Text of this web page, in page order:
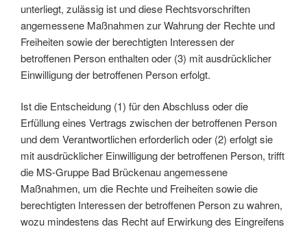
unterliegt, zulässig ist und diese Rechtsvorschriften
angemessene Maßnahmen zur Wahrung der Rechte und
Freiheiten sowie der berechtigten Interessen der
betroffenen Person enthalten oder (3) mit ausdrücklicher
Einwilligung der betroffenen Person erfolgt.
Ist die Entscheidung (1) für den Abschluss oder die
Erfüllung eines Vertrags zwischen der betroffenen Person
und dem Verantwortlichen erforderlich oder (2) erfolgt sie
mit ausdrücklicher Einwilligung der betroffenen Person, trifft
die MS-Gruppe Bad Brückenau angemessene
Maßnahmen, um die Rechte und Freiheiten sowie die
berechtigten Interessen der betroffenen Person zu wahren,
wozu mindestens das Recht auf Erwirkung des Eingreifens